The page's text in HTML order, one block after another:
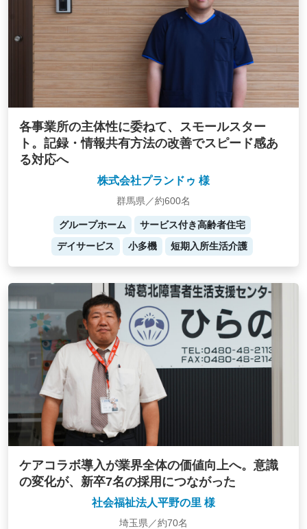
各事業所の主体性に委ねて、スモールスター
ト。記録・情報共有方法の改善でスピード感あ
る対応へ
株式会社プランドゥ 様
群馬県／約600名
グループホーム
サービス付き高齢者住宅
デイサービス
小多機 短期入所生活介護
ケアコラボ導入が業界全体の価値向上へ。意識
の変化が、新卒7名の採用につながった
社会福祉法人平野の里 様
埼玉県／約70名